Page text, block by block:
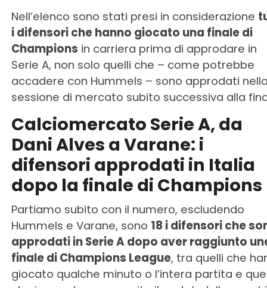
Nell’elenco sono stati presi in considerazione
i difensori che hanno giocato una finale di
Champions in carriera prima di approdare in
Serie A, non solo quelli che – come potrebbe
accadere con Hummels – sono approdati
sessione di mercato subito successiva alla
Calciomercato Serie A, da
Dani Alves a Varane: i
difensori approdati in Italia
dopo la finale di Champions
Partiamo subito con il numero, escludendo
Hummels e Varane, sono 18 i difensori che
approdati in Serie A dopo aver raggiunto
finale di Champions League, tra quelli che
giocato qualche minuto o l’intera partita e